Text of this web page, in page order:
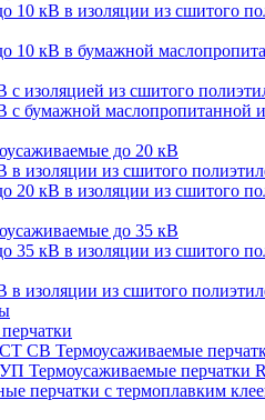
до 20 кВ
до 35 кВ
Термоусаживаемые
Термоусаживаемые перчатки